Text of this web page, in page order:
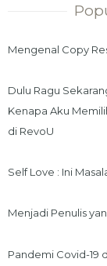
Mengenal Copy
Dulu Ragu
Kenapa Aku
di RevoU
Self Love : Ini
Menjadi Penulis
Pandemi Covid-19